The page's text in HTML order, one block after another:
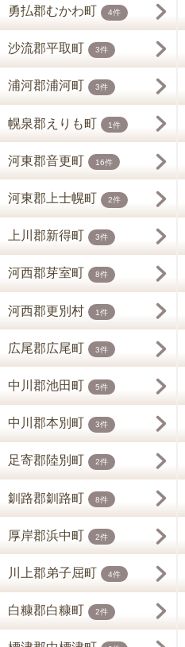
勇払郡むかわ町 4件
沙流郡平取町 3件
浦河郡浦河町 3件
幌泉郡えりも町 1件
河東郡音更町 16件
河東郡上士幌町 2件
上川郡新得町 3件
河西郡芽室町 8件
河西郡更別村 1件
広尾郡広尾町 3件
中川郡池田町 5件
中川郡本別町 3件
足寄郡陸別町 2件
釧路郡釧路町 8件
厚岸郡浜中町 2件
川上郡弟子屈町 4件
白糠郡白糠町 2件